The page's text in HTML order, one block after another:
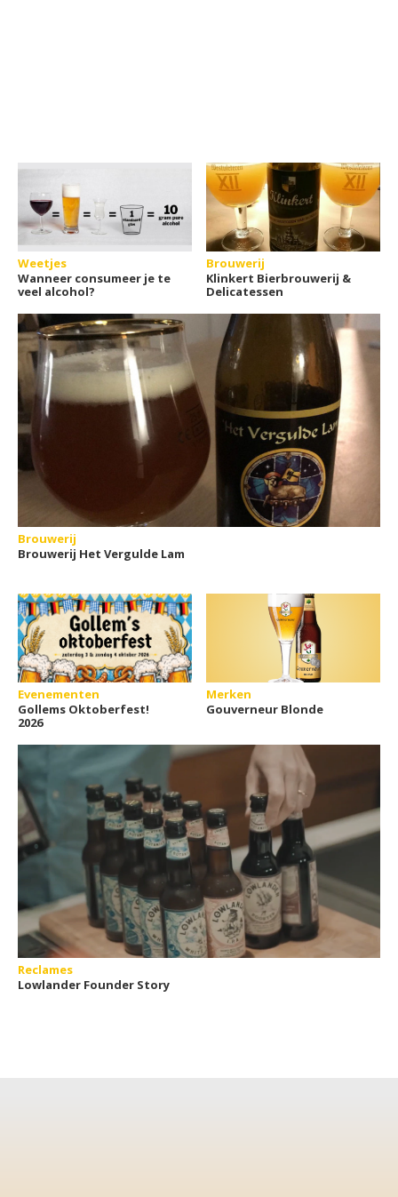
Weetjes
Wanneer consumeer je te
veel alcohol?
Brouwerij
Klinkert Bierbrouwerij &
Delicatessen
Brouwerij
Brouwerij Het Vergulde Lam
Evenementen
Gollems Oktoberfest!
2026
Merken
Gouverneur Blonde
Reclames
Lowlander Founder Story